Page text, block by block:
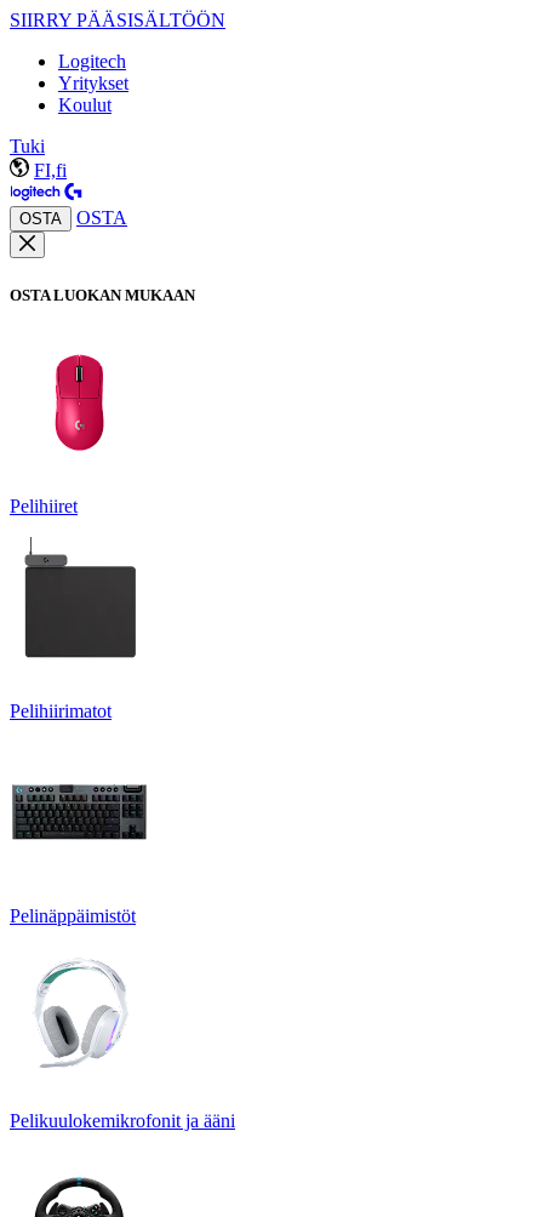
SIIRRY PÄÄSISÄLTÖÖN
Logitech
Yritykset
Koulut
Tuki
FI,fi
OSTA OSTA
OSTA LUOKAN MUKAAN
Pelihiiret
Pelihiirimatot
Pelinäppäimistöt
Pelikuulokemikrofonit ja ääni